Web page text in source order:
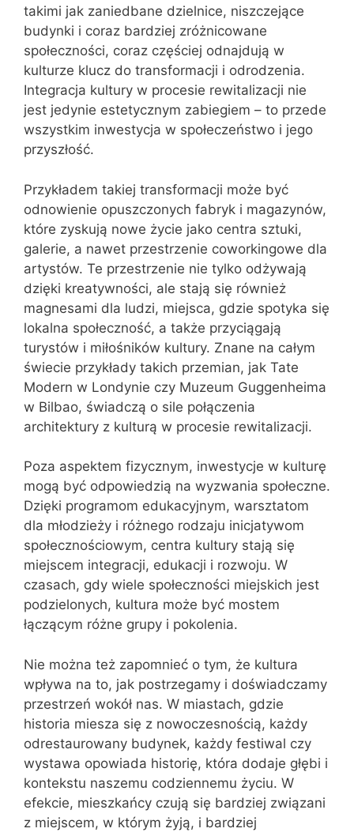
takimi jak zaniedbane dzielnice, niszczejące
budynki i coraz bardziej zróżnicowane
społeczności, coraz częściej odnajdują w
kulturze klucz do transformacji i odrodzenia.
Integracja kultury w procesie rewitalizacji nie
jest jedynie estetycznym zabiegiem – to przede
wszystkim inwestycja w społeczeństwo i jego
przyszłość.
Przykładem takiej transformacji może być
odnowienie opuszczonych fabryk i magazynów,
które zyskują nowe życie jako centra sztuki,
galerie, a nawet przestrzenie coworkingowe dla
artystów. Te przestrzenie nie tylko odżywają
dzięki kreatywności, ale stają się również
magnesami dla ludzi, miejsca, gdzie spotyka się
lokalna społeczność, a także przyciągają
turystów i miłośników kultury. Znane na całym
świecie przykłady takich przemian, jak Tate
Modern w Londynie czy Muzeum Guggenheima
w Bilbao, świadczą o sile połączenia
architektury z kulturą w procesie rewitalizacji.
Poza aspektem fizycznym, inwestycje w kulturę
mogą być odpowiedzią na wyzwania społeczne.
Dzięki programom edukacyjnym, warsztatom
dla młodzieży i różnego rodzaju inicjatywom
społecznościowym, centra kultury stają się
miejscem integracji, edukacji i rozwoju. W
czasach, gdy wiele społeczności miejskich jest
podzielonych, kultura może być mostem
łączącym różne grupy i pokolenia.
Nie można też zapomnieć o tym, że kultura
wpływa na to, jak postrzegamy i doświadczamy
przestrzeń wokół nas. W miastach, gdzie
historia miesza się z nowoczesnością, każdy
odrestaurowany budynek, każdy festiwal czy
wystawa opowiada historię, która dodaje głębi i
kontekstu naszemu codziennemu życiu. W
efekcie, mieszkańcy czują się bardziej związani
z miejscem, w którym żyją, i bardziej